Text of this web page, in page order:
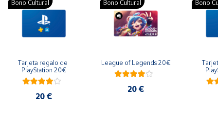
Bono Cultural
Tarjeta regalo de
PlayStation 20€
20 €
Bono Cultural
League of Legends 20€
20 €
Bono